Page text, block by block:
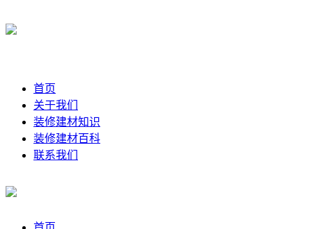
首页
关于我们
装修建材知识
装修建材百科
联系我们